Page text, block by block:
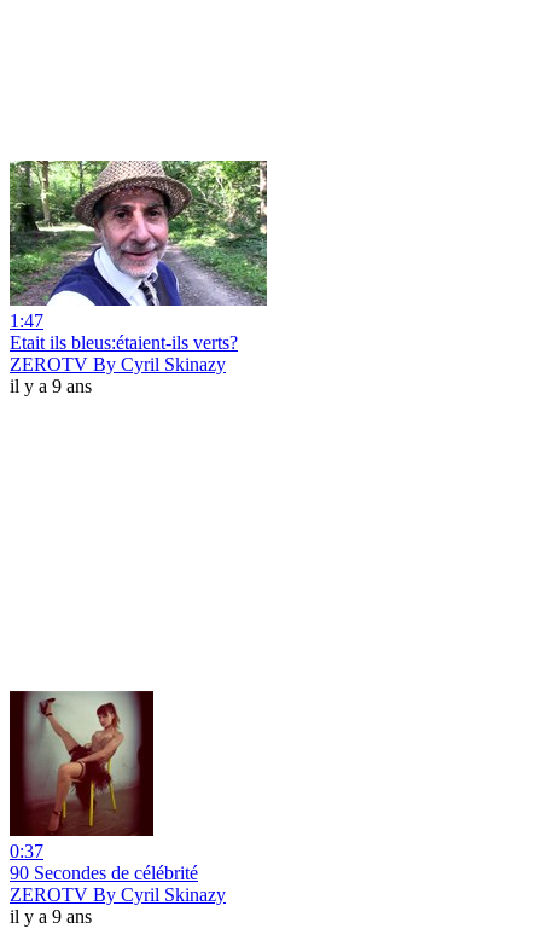
1:47
Etait ils bleus:étaient-ils verts?
ZEROTV By Cyril Skinazy
il y a 9 ans
0:37
90 Secondes de célébrité
ZEROTV By Cyril Skinazy
il y a 9 ans